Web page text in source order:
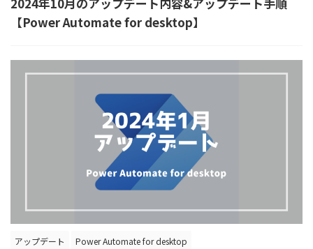
【Power Automate for desktop】
アップデート Power Automate for desktop